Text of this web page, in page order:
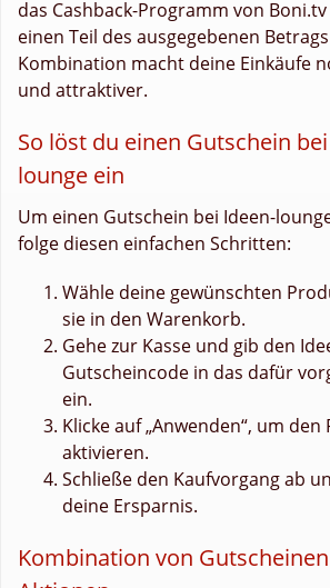
das Cashback-Programm von
einen Teil des ausgegebenen
Kombination macht deine Einkäufe
und attraktiver.
So löst du einen Gutschein
lounge ein
Um einen Gutschein bei Ideen-
folge diesen einfachen Schritten:
Wähle deine gewünschten
sie in den Warenkorb.
Gehe zur Kasse und gib den
Gutscheincode in das dafür
ein.
Klicke auf „Anwenden“, um den
aktivieren.
Schließe den Kaufvorgang ab
deine Ersparnis.
Kombination von